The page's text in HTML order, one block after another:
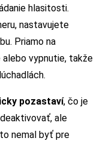
hlasitosti.
nastavujete
Priamo na
vypnutie, takže
pozastaví, čo je
ale
nemal byť pre